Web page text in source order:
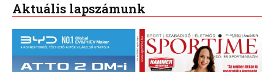
Aktuális lapszámunk